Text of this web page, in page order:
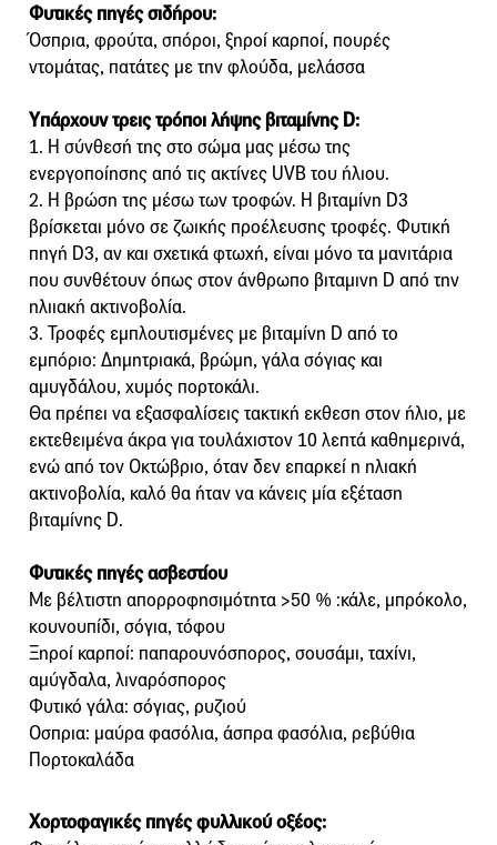
Φυτικές πηγές σιδήρου:
Όσπρια, φρούτα, σπόροι, ξηροί καρποί, πουρές
ντομάτας, πατάτες με την φλούδα, μελάσσα
Yπάρχουν τρεις τρόποι λήψης βιταμίνης D:
1. Η σύνθεσή της στο σώμα μας μέσω της
ενεργοποίησης από τις ακτίνες UVB του ήλιου.
2. Η βρώση της μέσω των τροφών. H βιταμίνη D3
βρίσκεται μόνο σε ζωικής προέλευσης τροφές. Φυτική
πηγή D3, αν και σχετικά φτωχή, είναι μόνο τα μανιτάρια
που συνθέτουν όπως στον άνθρωπο βιταμινη D από την
ηλιιακή ακτινοβολία.
3. Τροφές εμπλουτισμένες με βιταμίνη D από το
εμπόριο: Δημητριακά, βρώμη, γάλα σόγιας και
αμυγδάλου, χυμός πορτοκάλι.
Θα πρέπει να εξασφαλίσεις τακτική εκθεση στον ήλιο, με
εκτεθειμένα άκρα για τουλάχιστον 10 λεπτά καθημερινά,
ενώ από τον Οκτώβριο, όταν δεν επαρκεί η ηλιακή
ακτινοβολία, καλό θα ήταν να κάνεις μία εξέταση
βιταμίνης D.
Φυτικές πηγές ασβεστίου
Με βέλτιστη απορροφησιμότητα >50 % :κάλε, μπρόκολο,
κουνουπίδι, σόγια, τόφου
Ξηροί καρποί: παπαρουνόσπορος, σουσάμι, ταχίνι,
αμύγδαλα, λιναρόσπορος
Φυτικό γάλα: σόγιας, ρυζιού
Οσπρια: μαύρα φασόλια, άσπρα φασόλια, ρεβύθια
Πορτοκαλάδα
Χορτοφαγικές πηγές φυλλικού οξέος: